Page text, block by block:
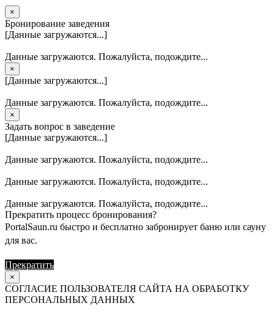
×
Бронирование заведения
[Данные загружаются...]
Данные загружаются. Пожалуйста, подождите...
×
[Данные загружаются...]
Данные загружаются. Пожалуйста, подождите...
×
Задать вопрос в заведение
[Данные загружаются...]
Данные загружаются. Пожалуйста, подождите...
Данные загружаются. Пожалуйста, подождите...
Данные загружаются. Пожалуйста, подождите...
Прекратить процесс бронирования?
PortalSaun.ru быстро и бесплатно забронирует баню или сауну
для вас.
Прекратить
×
СОГЛАСИЕ ПОЛЬЗОВАТЕЛЯ САЙТА НА ОБРАБОТКУ
ПЕРСОНАЛЬНЫХ ДАННЫХ